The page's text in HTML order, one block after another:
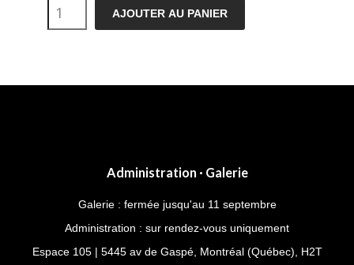
quantité
de
Titre
AJOUTER AU PANIER
Administration · Galerie
Galerie : fermée jusqu'au 11 septembre
Administration : sur rendez-vous uniquement
Espace 105 | 5445 av de Gaspé, Montréal (Québec), H2T